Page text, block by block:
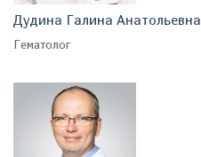
Дудина Галина Анатольевна
Гематолог